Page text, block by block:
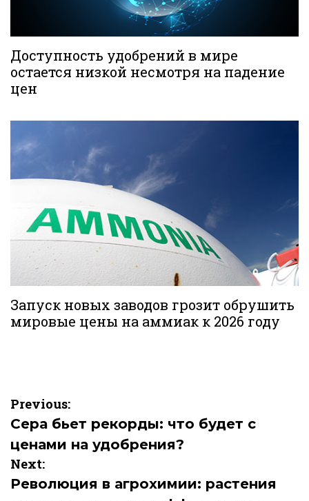
Доступность удобрений в мире
остается низкой несмотря на падение
цен
Запуск новых заводов грозит обрушить
мировые цены на аммиак к 2026 году
Навигация
по
записям
Previous:
Сера бьет рекорды: что будет с
ценами на удобрения?
Next:
Революция в агрохимии: растения